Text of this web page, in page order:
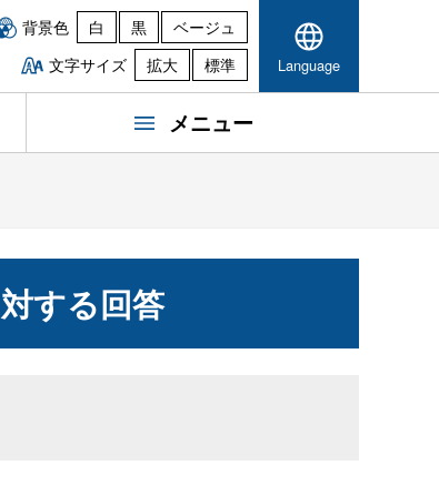
背景色 白 黒
ベージュ
文字サイズ
拡大 標準 Language
メニュー
する回答